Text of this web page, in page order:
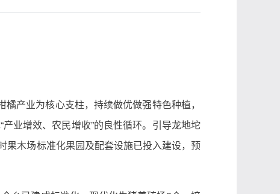
产业为核心支柱，持续做优做强特色种植，
业增效、农民增收”的良性循环。引导龙地坨
果木场标准化果园及配套设施已投入建设，预